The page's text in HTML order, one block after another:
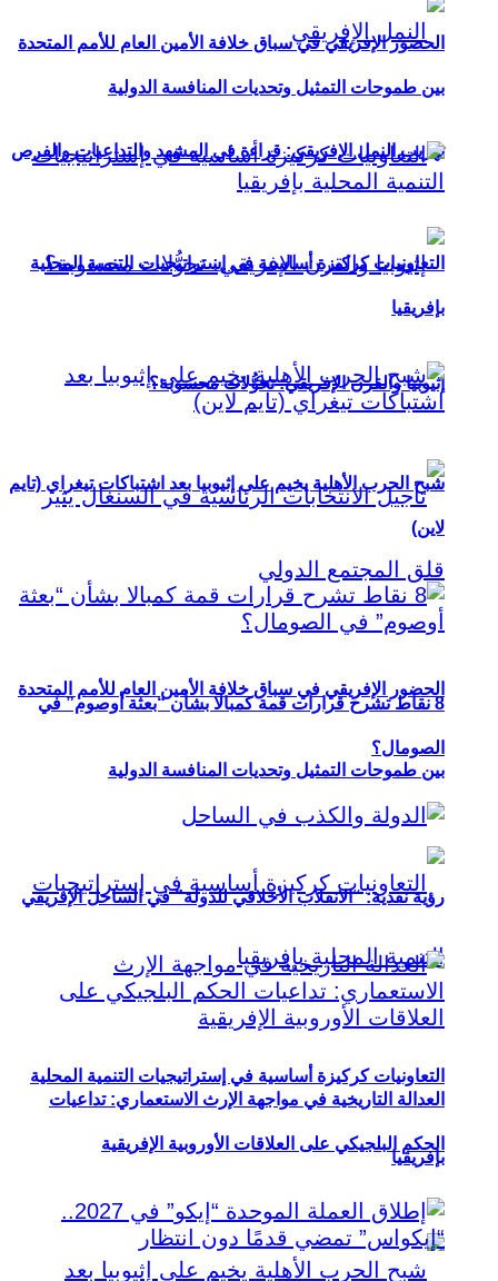
تهريب النمل الإفريقي: قراءة في المشهد والتداعيات والفرص
إثيوبيا والقرن الإفريقي: تحوُّلات محسوبة؟
الحضور الإفريقي في سباق خلافة الأمين العام للأمم المتحدة
بين طموحات التمثيل وتحديات المنافسة الدولية
التعاونيات كركيزة أساسية في إستراتيجيات التنمية المحلية
بإفريقيا
الحضور الإفريقي في سباق خلافة الأمين العام للأمم المتحدة
بين طموحات التمثيل وتحديات المنافسة الدولية
التعاونيات كركيزة أساسية في إستراتيجيات التنمية المحلية
بإفريقيا
شبح الحرب الأهلية يخيم على إثيوبيا بعد اشتباكات تيغراي (تايم
لاين)
8 نقاط تشرح قرارات قمة كمبالا بشأن “بعثة أوصوم” في
الصومال؟
رؤية نقدية: “الانقلاب الأخلاقي للدولة” في الساحل الإفريقي
العدالة التاريخية في مواجهة الإرث الاستعماري: تداعيات
الحكم البلجيكي على العلاقات الأوروبية الإفريقية